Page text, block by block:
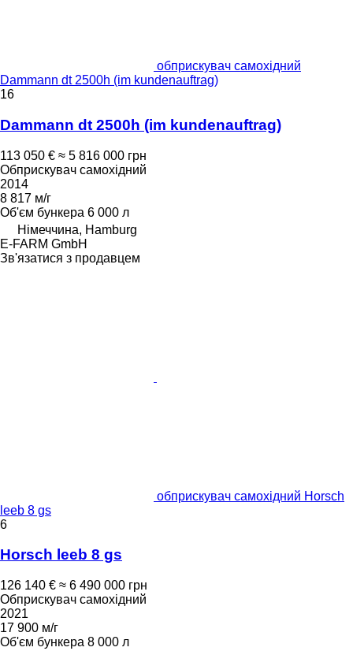
обприскувач самохідний
Dammann dt 2500h (im kundenauftrag)
16
Dammann dt 2500h (im kundenauftrag)
113 050 € ≈ 5 816 000 грн
Обприскувач самохідний
2014
8 817 м/г
Об'єм бункера 6 000 л
Німеччина, Hamburg
E-FARM GmbH
Зв'язатися з продавцем
обприскувач самохідний Horsch
leeb 8 gs
6
Horsch leeb 8 gs
126 140 € ≈ 6 490 000 грн
Обприскувач самохідний
2021
17 900 м/г
Об'єм бункера 8 000 л